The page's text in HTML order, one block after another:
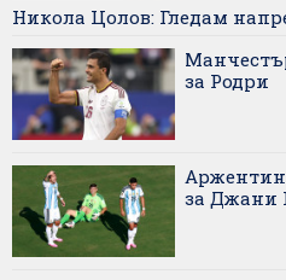
Никола Цолов: Гледам
за Родри
за Джани